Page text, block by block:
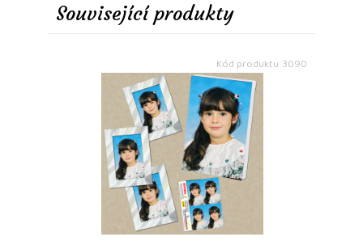
Související produkty
Kód produktu: 3090